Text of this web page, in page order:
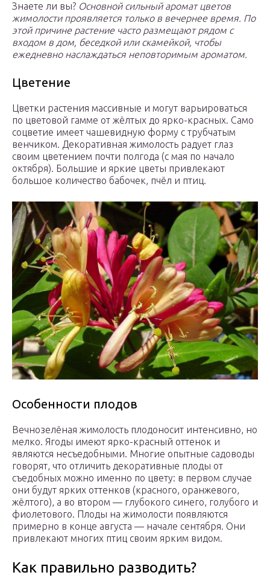
Знаете ли вы? Основной сильный аромат цветов
жимолости проявляется только в вечернее время. По
этой причине растение часто размещают рядом с
входом в дом, беседкой или скамейкой, чтобы
ежедневно наслаждаться неповторимым ароматом.
Цветение
Цветки растения массивные и могут варьироваться
по цветовой гамме от жёлтых до ярко-красных. Само
соцветие имеет чашевидную форму с трубчатым
венчиком. Декоративная жимолость радует глаз
своим цветением почти полгода (с мая по начало
октября). Большие и яркие цветы привлекают
большое количество бабочек, пчёл и птиц.
Особенности плодов
Вечнозелёная жимолость плодоносит интенсивно, но
мелко. Ягоды имеют ярко-красный оттенок и
являются несъедобными. Многие опытные садоводы
говорят, что отличить декоративные плоды от
съедобных можно именно по цвету: в первом случае
они будут ярких оттенков (красного, оранжевого,
жёлтого), а во втором — глубокого синего, голубого и
фиолетового. Плоды на жимолости появляются
примерно в конце августа — начале сентября. Они
привлекают многих птиц своим ярким видом.
Как правильно разводить?